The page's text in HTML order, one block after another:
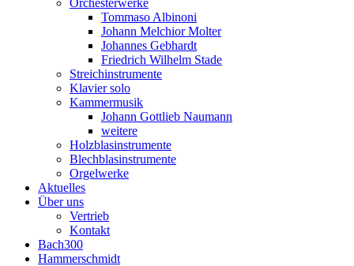
Orchesterwerke
Tommaso Albinoni
Johann Melchior Molter
Johannes Gebhardt
Friedrich Wilhelm Stade
Streichinstrumente
Klavier solo
Kammermusik
Johann Gottlieb Naumann
weitere
Holzblasinstrumente
Blechblasinstrumente
Orgelwerke
Aktuelles
Über uns
Vertrieb
Kontakt
Bach300
Hammerschmidt